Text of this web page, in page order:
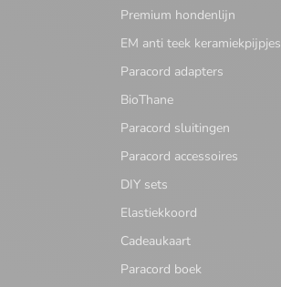
Premium hondenlijn
EM anti teek keramiekpijpjes
Paracord adapters
BioThane
Paracord sluitingen
Paracord accessoires
DIY sets
Elastiekkoord
Cadeaukaart
Paracord boek